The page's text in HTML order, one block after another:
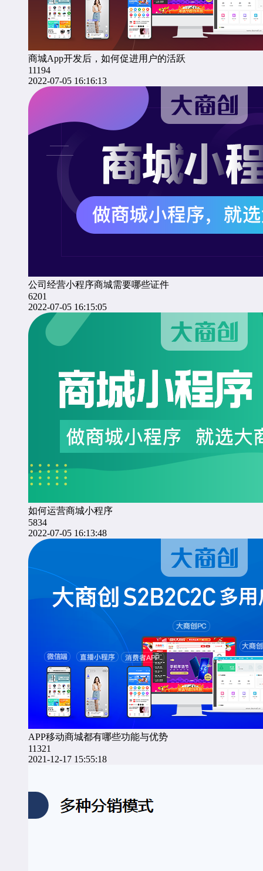
商城App开发后，如何促进用户的活跃
11194
2022-07-05 16:16:13
公司经营小程序商城需要哪些证件
6201
2022-07-05 16:15:05
如何运营商城小程序
5834
2022-07-05 16:13:48
APP移动商城都有哪些功能与优势
11321
2021-12-17 15:55:18